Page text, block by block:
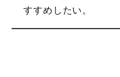
すすめしたい。